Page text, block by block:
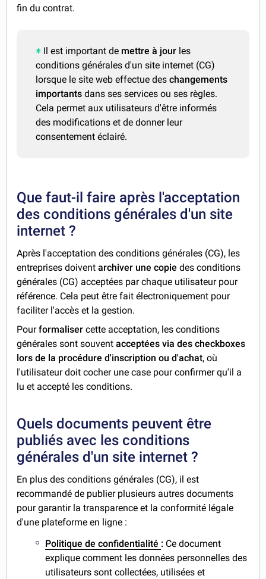
fin du contrat.
Il est important de mettre à jour les
conditions générales d'un site internet (CG)
lorsque le site web effectue deschangements
importantsdans ses services ou ses règles.
Cela permet aux utilisateurs d'être informés
des modifications et de donner leur
consentement éclairé.
Que faut-il faire après l'acceptation
des conditions générales d'un site
internet ?
Après l'acceptation des conditions générales (CG), les
entreprises doiventarchiver une copie des conditions
générales (CG) acceptées par chaque utilisateur pour
référence. Cela peut être fait électroniquement pour
faciliter l'accès et la gestion.
Pourformaliser cette acceptation, les conditions
générales sont souventacceptées via des checkboxes
lors de la procédure d'inscription ou d'achat, où
l'utilisateur doit cocher une case pour confirmer qu'il a
lu et accepté les conditions.
Quels documents peuvent être
publiés avec les conditions
générales d'un site internet ?
En plus des conditions générales (CG), il est
recommandé de publier plusieurs autres documents
pour garantir la transparence et la conformité légale
d'une plateforme en ligne :
Politique de confidentialité : Ce document
explique comment les données personnelles des
utilisateurs sont collectées, utilisées et